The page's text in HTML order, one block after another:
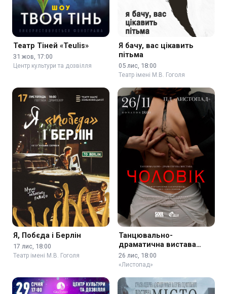
Театр Тіней «Teulis»
31 жов, 17:00
Центр культури та дозвілля
Я бачу, вас цікавить
пітьма
05 лис, 18:00
Театр імені М.В. Гоголя
Я, Побєда і Берлін
17 лис, 18:00
Театр імені М.В. Гоголя
Танцювально-
драматична вистава
«Чоловік»
26 лис, 18:00
«Листопад»